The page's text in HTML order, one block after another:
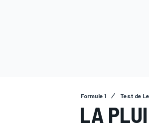
Formule 1 Test de
LA